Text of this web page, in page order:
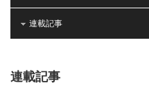
連載記事
連載記事